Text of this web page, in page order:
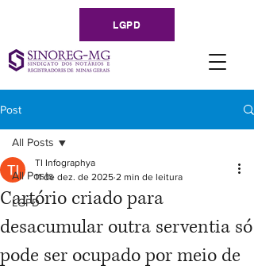
LGPD
Post
All Posts
LGPD
All Posts
Cartório criado para
desacumular outra serventia só
pode ser ocupado por meio de
TI Infographya
11 de dez. de 2025 2 min de leitura